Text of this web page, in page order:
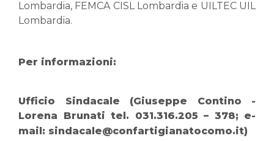
Lombardia, FEMCA CISL Lombardia e UILTEC UIL
Lombardia.
Per informazioni:
Ufficio Sindacale (Giuseppe Contino -
Lorena Brunati tel. 031.316.205 – 378; e-
mail: sindacale@confartigianatocomo.it)